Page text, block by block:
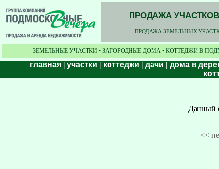
ПРОДАЖА
ПРОДАЖА ЗЕМЕЛЬНЫХ
ЗЕМЕЛЬНЫЕ УЧАСТКИ • ЗАГОРОДНЫЕ ДОМА • КОТТЕДЖИ В
главная | участки | коттеджи | дачи | дома в
Данный
<<